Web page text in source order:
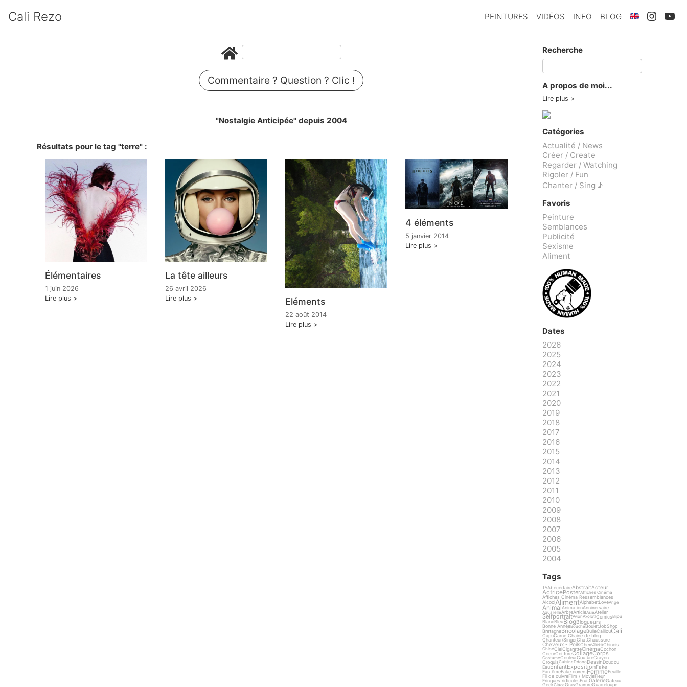
Cali Rezo PEINTURES VIDÉOS INFO BLOG
Commentaire ? Question ? Clic !
"Nostalgie Anticipée" depuis 2004
Résultats pour le tag "terre" :
Élémentaires
1 juin 2026
Lire plus
La tête ailleurs
26 avril 2026
Lire plus
Eléments
22 août 2014
Lire plus
4 éléments
5 janvier 2014
Lire plus
Recherche
A propos de moi...
Lire plus
Catégories
Actualité / News
Créer / Create
Regarder / Watching
Rigoler / Fun
Chanter / Sing ♪
Favoris
Peinture
Semblances
Publicité
Sexisme
Aliment
Dates
2026
2025
2024
2023
2022
2021
2020
2019
2018
2017
2016
2015
2014
2013
2012
2011
2010
2009
2008
2007
2006
2005
2004
Tags
TVAbécédaireAbstraitActeur
ActricePosterAffiches Cinéma
Affiches Cinéma Ressemblances
Alcool AlimentAlphabetLoveAnge
AnimalAnimationAnniversaire
AquarelleArbreArticleAsieAtelier
SelfportraitAvionAxolotlComicsBijou
BlancBleuBlogBlogueurs
Bonne AnnéeBoucheBouletJobShop
BretagneBricolageBulleCaillouCali
CapuCarnetChaine de blog
Chanteur/SingerChatChaussure
Cheveux - PoilsChexChienChinois
ChloéCielCigaretteCinémaCochon
CoeurCoiffureCollageCorps
CostumeCouleurCoutureCrayon
CroquisCuisineDdoooDessinDoudou
EauEnfantExpositionFake
FantômeFake coversFemmeFeuille
Fil de cuivreFilm / MovieFleur
Fringues ridiculesFruitGalerieGateau
GeekGlaceGrasGravureGuadeloupe